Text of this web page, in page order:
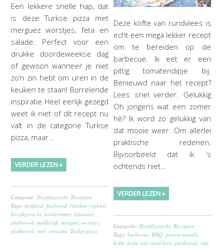
Een lekkere snelle hap, dat
is deze Turkse pizza met
merguez worstjes, feta en
salade. Perfect voor een
drukke doordeweekse dag
of gewoon wanneer je niet
zo’n zin hebt om uren in de
keuken te staan! Borrelende
inspiratie Heel eerlijk gezegd
weet ik niet of dit recept nu
valt in de categorie Turkse
pizza, maar…
VERDER LEZEN »
Categorie: Hoofdgerecht Recepten
Tags:fastfood ,flatbread ,Griekse yoghurt
hoofdgerecht ,komkommer, Libanees
platbrood ,makkelijk ,merguez worstjes
platbrood ,snel ,sriracha ,Turkse pizza
Deze köfte van rundvlees is
echt een mega lekker recept
om te bereiden op de
barbecue. Ik eet er een
pittig tomatendipje bij.
Benieuwd naar het recept?
Lees snel verder. Gelukkig
Oh jongens wat een zomer
hè? Ik word zo gelukkig van
dat mooie weer. Om allerlei
praktische redenen.
Bijvoorbeeld dat ik ‘s
ochtends niet…
VERDER LEZEN »
Categorie: Hoofdgerecht Recepten
Tags:barbecue BBQ garam masala
kofte ,kofte van rundvlees ,platbrood ,tijm